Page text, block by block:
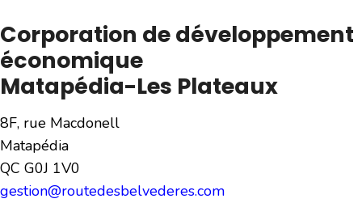
Corporation de développement
économique
Matapédia-Les Plateaux
8F, rue Macdonell
Matapédia
QC G0J 1V0
gestion@routedesbelvederes.com